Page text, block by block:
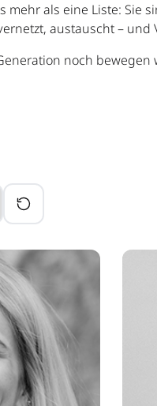
mehr als eine Liste: Sie
austauscht –
noch bewegen